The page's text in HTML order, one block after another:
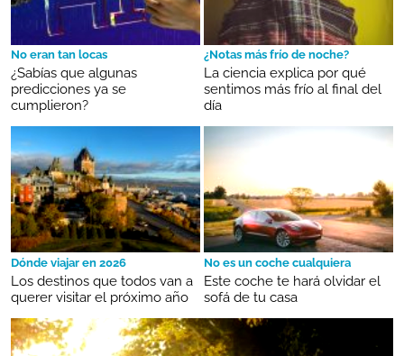
No eran tan locas
¿Sabías que algunas
predicciones ya se
cumplieron?
¿Notas más frío de noche?
La ciencia explica por qué
sentimos más frío al final del
día
Dónde viajar en 2026
Los destinos que todos van a
querer visitar el próximo año
No es un coche cualquiera
Este coche te hará olvidar el
sofá de tu casa